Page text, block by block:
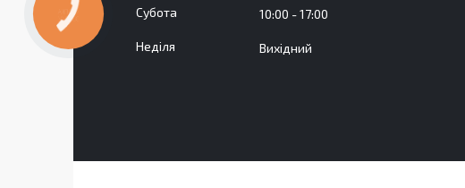
Субота 10:00 17:00
Неділя Вихідний
КНОПКА
ЗВ'ЯЗКУ